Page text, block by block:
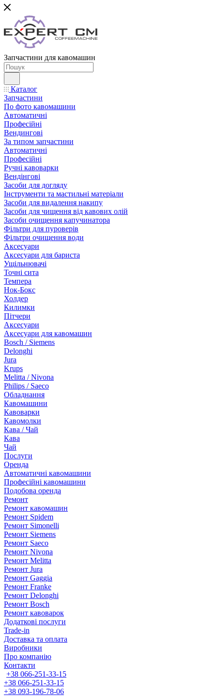
Запчастини для кавомашин
Каталог
Запчастини
По фото кавомашини
Автоматичні
Професійні
Вендингові
За типом запчастини
Автоматичні
Професійні
Ручні кавоварки
Вендінгові
Засоби для догляду
Інструменти та мастильні матеріали
Засоби для видалення накипу
Засоби для чищення від кавових олій
Засоби очищення капучинатора
Фільтри для пуроверів
Фільтри очищення води
Аксесуари
Аксесуари для бариста
Ущільнювачі
Точні сита
Темпера
Нок-Бокс
Холдер
Килимки
Пітчери
Аксесуари
Аксесуари для кавомашин
Bosch / Siemens
Delonghi
Jura
Krups
Melitta / Nivona
Philips / Saeco
Обладнання
Кавомашини
Кавоварки
Кавомолки
Кава / Чай
Кава
Чай
Послуги
Оренда
Автоматичні кавомашини
Професійні кавомашини
Подобова оренда
Ремонт
Ремонт кавомашин
Ремонт Spidem
Ремонт Simonelli
Ремонт Siemens
Ремонт Saeco
Ремонт Nivona
Ремонт Melitta
Ремонт Jura
Ремонт Gaggia
Ремонт Franke
Ремонт Delonghi
Ремонт Bosch
Ремонт кавоварок
Додаткові послуги
Trade-in
Доставка та оплата
Виробники
Про компанію
Контакти
+38 066-251-33-15
+38 066-251-33-15
+38 093-196-78-06